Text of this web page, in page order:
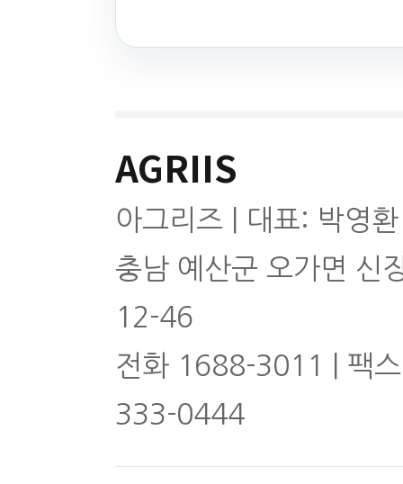
AGRIIS
아그리즈 | 대표: 박영환
충남 예산군 오가면 신
12-46
전화 1688-3011 | 팩
333-0444